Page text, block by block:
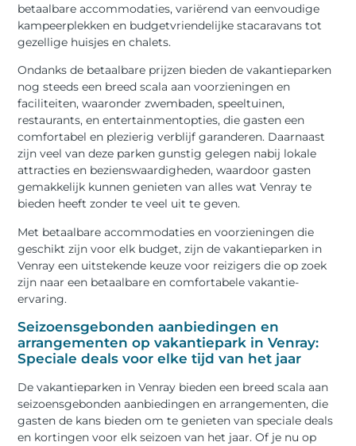
betaalbare accommodaties, variërend van eenvoudige
kampeerplekken en budgetvriendelijke stacaravans tot
gezellige huisjes en chalets.
Ondanks de betaalbare prijzen bieden de vakantieparken
nog steeds een breed scala aan voorzieningen en
faciliteiten, waaronder zwembaden, speeltuinen,
restaurants, en entertainmentopties, die gasten een
comfortabel en plezierig verblijf garanderen. Daarnaast
zijn veel van deze parken gunstig gelegen nabij lokale
attracties en bezienswaardigheden, waardoor gasten
gemakkelijk kunnen genieten van alles wat Venray te
bieden heeft zonder te veel uit te geven.
Met betaalbare accommodaties en voorzieningen die
geschikt zijn voor elk budget, zijn de vakantieparken in
Venray een uitstekende keuze voor reizigers die op zoek
zijn naar een betaalbare en comfortabele vakantie-
ervaring.
Seizoensgebonden aanbiedingen en
arrangementen op vakantiepark in Venray:
Speciale deals voor elke tijd van het jaar
De vakantieparken in Venray bieden een breed scala aan
seizoensgebonden aanbiedingen en arrangementen, die
gasten de kans bieden om te genieten van speciale deals
en kortingen voor elk seizoen van het jaar. Of je nu op